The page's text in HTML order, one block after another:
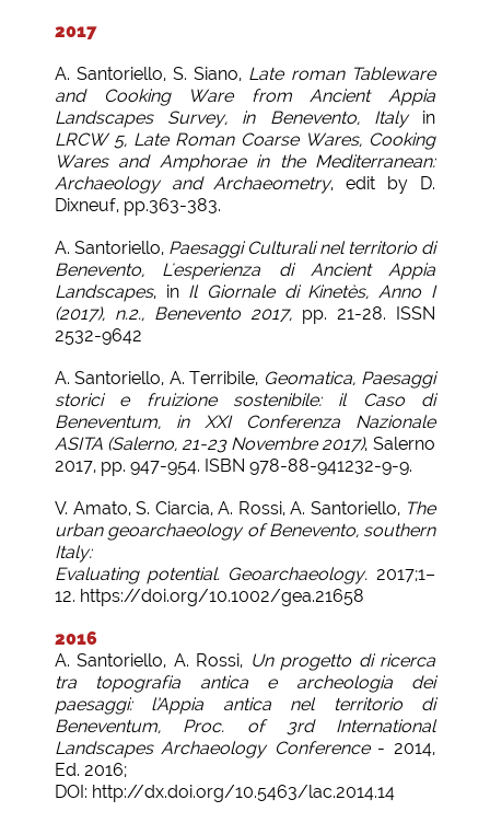
2017
A. Santoriello, S. Siano, Late roman Tableware
and Cooking Ware from Ancient Appia
Landscapes Survey, in Benevento, Italy in
LRCW 5, Late Roman Coarse Wares, Cooking
Wares and Amphorae in the Mediterranean:
Archaeology and Archaeometry, edit by D.
Dixneuf, pp.363-383.
A. Santoriello, Paesaggi Culturali nel territorio di
Benevento, L'esperienza di Ancient Appia
Landscapes, in Il Giornale di Kinetès, Anno I
(2017), n.2., Benevento 2017, pp. 21-28. ISSN
2532-9642
A. Santoriello, A. Terribile, Geomatica, Paesaggi
storici e fruizione sostenibile: il Caso di
Beneventum, in XXI Conferenza Nazionale
ASITA (Salerno, 21-23 Novembre 2017), Salerno
2017, pp. 947-954. ISBN 978-88-941232-9-9.
V. Amato, S. Ciarcia, A. Rossi, A. Santoriello, The
urban geoarchaeology of Benevento, southern
Italy:
Evaluating potential. Geoarchaeology. 2017;1–
12. https://doi.org/10.1002/gea.21658
2016
A. Santoriello, A. Rossi, Un progetto di ricerca
tra topografia antica e archeologia dei
paesaggi: l’Appia antica nel territorio di
Beneventum, Proc. of 3rd International
Landscapes Archaeology Conference - 2014,
Ed. 2016;
DOI: http://dx.doi.org/10.5463/lac.2014.14